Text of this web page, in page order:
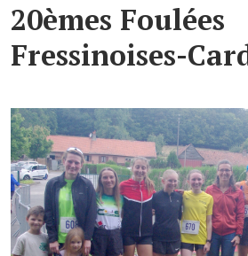
20èmes Foulées
Fressinoises-